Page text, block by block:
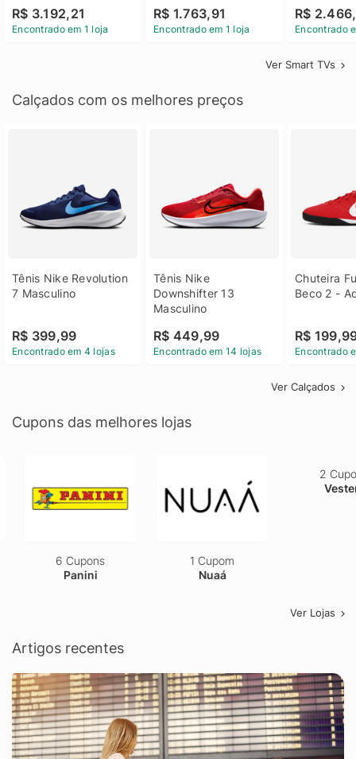
Bluetooth
R$ 3.192,21
Encontrado em 1 loja
43LM631C0SB LG
R$ 1.763,91
Encontrado em 1 loja
R$
Encontrado
Ver Smart TVs
Calçados com os melhores preços
Tênis Nike Revolution
7 Masculino
R$ 399,99
Encontrado em 4 lojas
Tênis Nike
Downshifter 13
Masculino
R$ 449,99
Encontrado em 14 lojas
Chuteira
Beco 2 -
R$
Encontrado
Ver Calçados
Cupons das melhores lojas
6 Cupons
Panini
1 Cupom
Nuaá
Ver Lojas
Artigos recentes